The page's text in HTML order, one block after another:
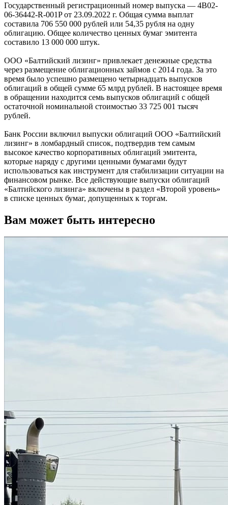
Государственный регистрационный номер выпуска — 4B02-
06-36442-R-001P от 23.09.2022 г. Общая сумма выплат
составила 706 550 000 рублей или 54,35 рубля на одну
облигацию. Общее количество ценных бумаг эмитента
составило 13 000 000 штук.
ООО «Балтийский лизинг» привлекает денежные средства
через размещение облигационных займов с 2014 года. За это
время было успешно размещено четырнадцать выпусков
облигаций в общей сумме 65 млрд рублей. В настоящее время
в обращении находится семь выпусков облигаций с общей
остаточной номинальной стоимостью 33 725 001 тысяч
рублей.
Банк России включил выпуски облигаций ООО «Балтийский
лизинг» в ломбардный список, подтвердив тем самым
высокое качество корпоративных облигаций эмитента,
которые наряду с другими ценными бумагами будут
использоваться как инструмент для стабилизации ситуации на
финансовом рынке. Все действующие выпуски облигаций
«Балтийского лизинга» включены в раздел «Второй уровень»
в списке ценных бумаг, допущенных к торгам.
Вам может быть интересно